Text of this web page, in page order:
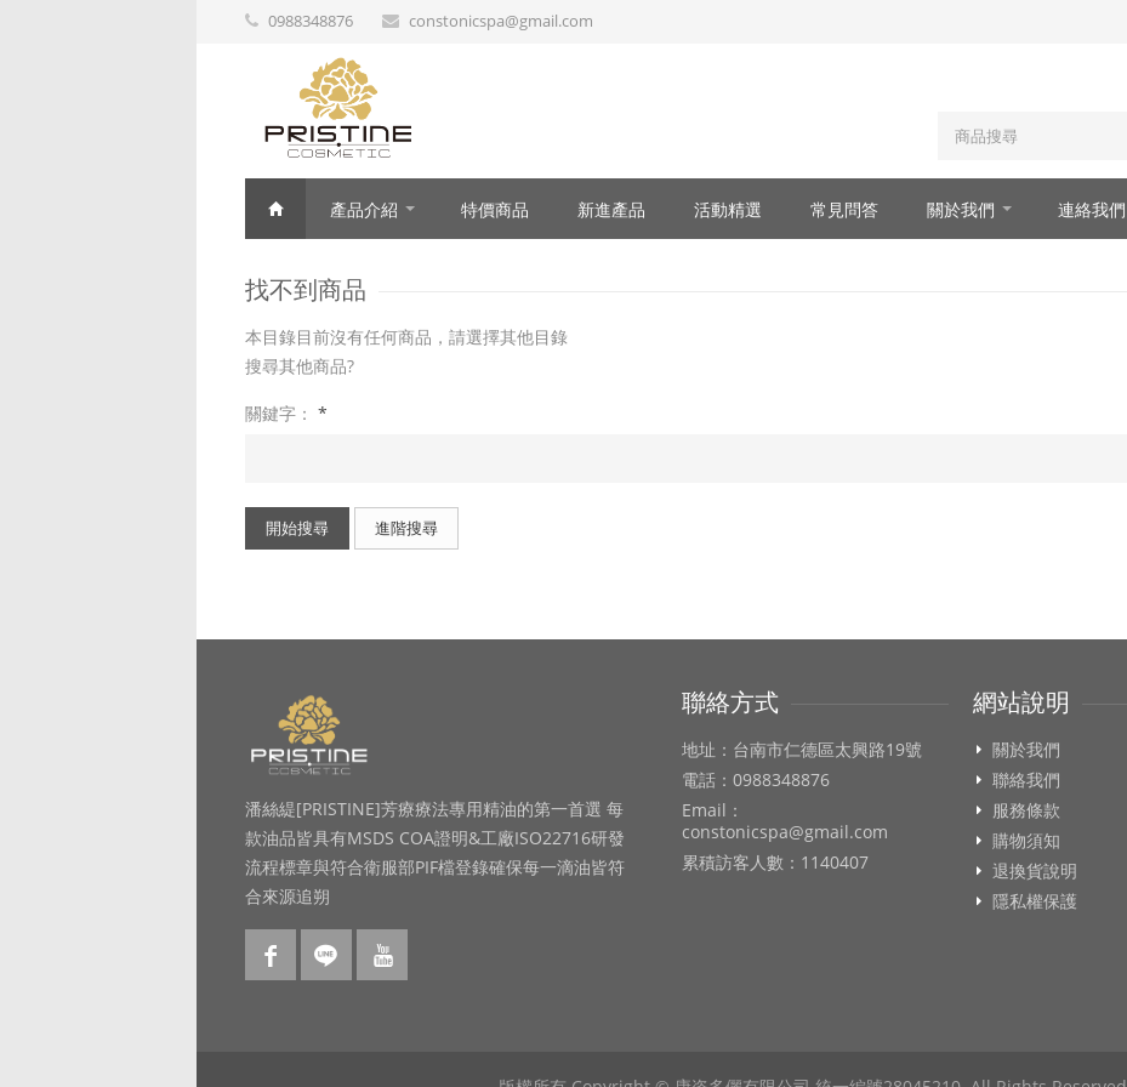
0988348876 constonicspa@gmail.com
產品介紹 特價商品 新進產品 活動精選 常見問答 關於我們 連絡我們
找不到商品
本目錄目前沒有任何商品，請選擇其他目錄
搜尋其他商品?
關鍵字： *
開始搜尋 進階搜尋
潘絲緹[PRISTINE]芳療療法專用精油的第一首選 每
款油品皆具有MSDS COA證明&工廠ISO22716研發
流程標章與符合衛服部PIF檔登錄確保每一滴油皆符
合來源追朔
聯絡方式
地址：台南市仁德區太興路19號
電話：0988348876
Email：
constonicspa@gmail.com
累積訪客人數：1140407
網站說明
關於我們
聯絡我們
服務條款
購物須知
退換貨說明
隱私權保護